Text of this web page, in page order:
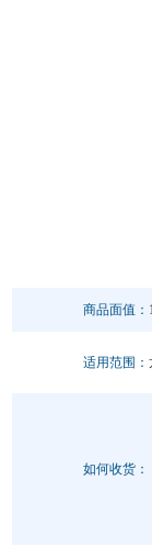
商品面值：
适用范围：
如何收货：